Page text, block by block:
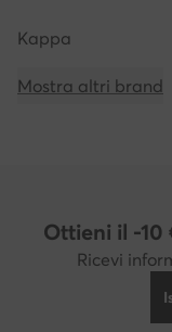
Kappa
Mostra altri brand
Ottieni il -10
Ricevi